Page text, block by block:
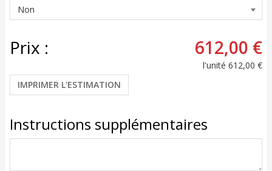
Prix : 612,00 €
l'unité 612,00 €
IMPRIMER L'ESTIMATION
Instructions supplémentaires